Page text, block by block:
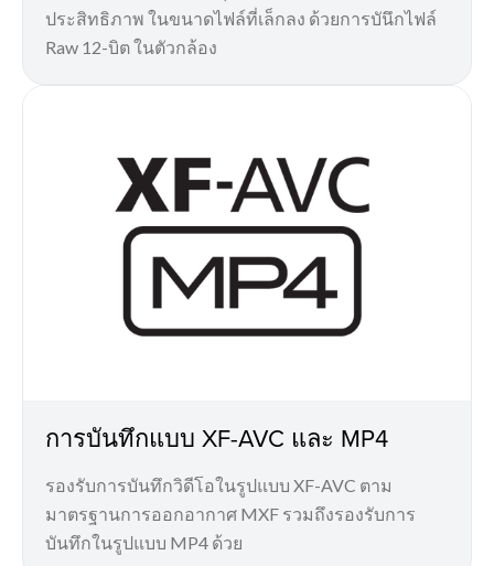
ประสิทธิภาพ ในขนาดไฟล์ที่เล็กลง ด้วยการบันึกไฟล์
Raw 12-บิต ในตัวกล้อง
การบันทึกแบบ XF-AVC และ MP4
รองรับการบันทึกวิดีโอในรูปแบบ XF-AVC ตาม
มาตรฐานการออกอากาศ MXF รวมถึงรองรับการ
บันทึกในรูปแบบ MP4 ด้วย